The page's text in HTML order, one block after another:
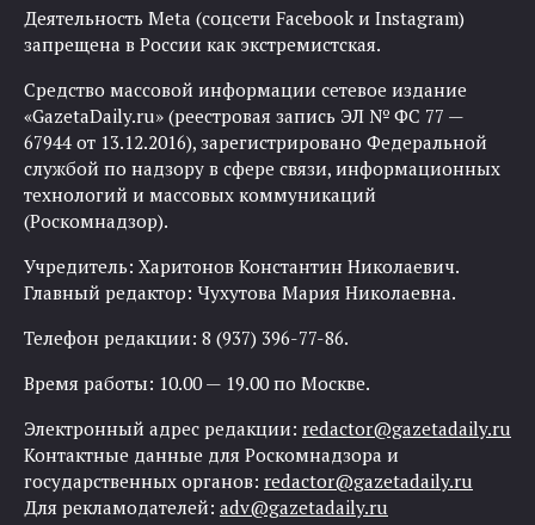
Деятельность Meta (соцсети Facebook и Instagram)
запрещена в России как экстремистская.
Средство массовой информации сетевое издание
«GazetaDaily.ru» (реестровая запись ЭЛ № ФС 77 —
67944 от 13.12.2016), зарегистрировано Федеральной
службой по надзору в сфере связи, информационных
технологий и массовых коммуникаций
(Роскомнадзор).
Учредитель: Харитонов Константин Николаевич.
Главный редактор: Чухутова Мария Николаевна.
Телефон редакции: 8 (937) 396-77-86.
Время работы: 10.00 — 19.00 по Москве.
Электронный адрес редакции: redactor@gazetadaily.ru
Контактные данные для Роскомнадзора и
государственных органов: redactor@gazetadaily.ru
Для рекламодателей: adv@gazetadaily.ru